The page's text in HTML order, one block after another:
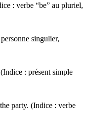
: verbe “be” au pluriel,
singulier,
: présent simple
party. (Indice : verbe